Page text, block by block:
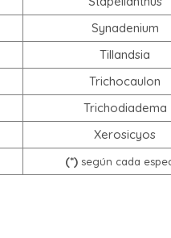
Synadenium
Tillandsia
Trichocaulon
Trichodiadema
Xerosicyos
(*) según cada